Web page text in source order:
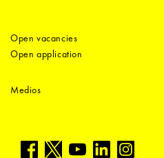
Open vacancies
Open application
Medios